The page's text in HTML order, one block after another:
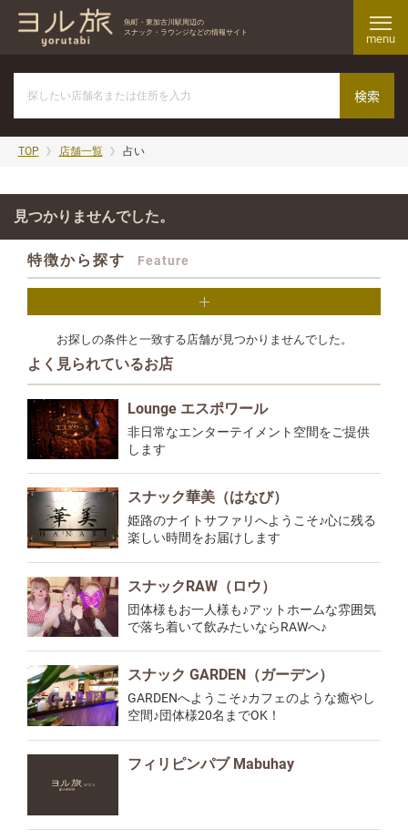
魚町・東加古川駅周辺の
スナック・ラウンジなどの情報サイト
menu
TOP 店舗一覧 占い
見つかりませんでした。
特徴から探す Feature
お探しの条件と一致する店舗が見つかりませんでした。
よく見られているお店
Lounge エスポワール
非日常なエンターテイメント空間をご提供
します
スナック華美（はなび）
姫路のナイトサファリへようこそ♪心に残る
楽しい時間をお届けします
スナックRAW（ロウ）
団体様もお一人様も♪アットホームな雰囲気
で落ち着いて飲みたいならRAWへ♪
スナック GARDEN（ガーデン）
GARDENへようこそ♪カフェのような癒やし
空間♪団体様20名までOK！
フィリピンパブ Mabuhay